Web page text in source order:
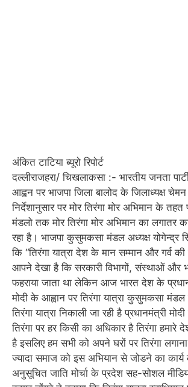
अंकित टाटिया ब्यूरो रिपोर्ट
दल्लीराजहरा/ चिखलाकसा :- भारतीय जनता
आह्वन पर भाजपा जिला बालोद के जिलाध्यक्ष
निर्देशानुसार पर मोर तिरंगा मोर अभिमान के
मंडलो तक मोर तिरंगा मोर अभिमान का लगातर
रहा है। भाजपा कुसुमकसा मंडल अध्यक्ष योगेन्द्र
कि “तिरंगा यात्रा देश के मान सम्मान और गर्व
आपने देखा है कि सरकारी विभागों, संस्थाओं और
फहराया जाता था लेकिन आज भारत देश के
मोदी के आह्वान पर तिरंगा यात्रा कुसुमकसा
तिरंगा यात्रा निकाली जा रही है प्रधानमंत्री
तिरंगा पर हर किसी का अधिकार है तिरंगा हमारे
है इसलिए हम सभी को अपने घरों पर तिरंगा
ज्यादा समाज को इस अभियान से जोडने का
अनुसूचित जाति मोर्चा के प्रदेश सह-सोशल